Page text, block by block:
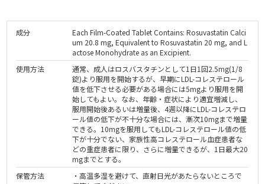
成分
Each Film-Coated Tablet Contains: Rosuvastatin Calci
um 20.8 mg, Equivalent to Rosuvastatin 20 mg, and L
actose Monohydrate as an Excipient.
使用方法
通常、成人はロスバスタチンとして1日1回2.5mg(1/8
錠)より服用を開始するが、早期にLDL-コレステロール
値を低下させる必要がある場合には5mgより服用を開
始してもよい。なお、年齢・症状により適宜増減し、
服用開始後あるいは増量後、4週以降にLDL-コレステロ
ール値の低下が不十分な場合には、漸次10mgまで増量
できる。10mgを服用してもLDL-コレステロール値の低
下が十分でない、家族性高コレステロール血症患者な
どの重症患者に限り、さらに増量できるが、1日最大20
mgまでとする。
保管方法
・高温多湿を避けて、直射日光があたらないところで